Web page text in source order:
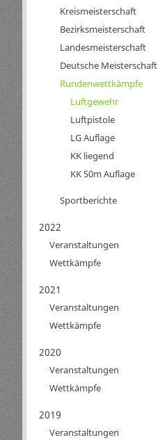
Kreismeisterschaft
Bezirksmeisterschaft
Landesmeisterschaft
Deutsche Meisterschaft
Rundenwettkämpfe
Luftgewehr
Luftpistole
LG Auflage
KK liegend
KK 50m Auflage
Sportberichte
2022
Veranstaltungen
Wettkämpfe
2021
Veranstaltungen
Wettkämpfe
2020
Veranstaltungen
Wettkämpfe
2019
Veranstaltungen